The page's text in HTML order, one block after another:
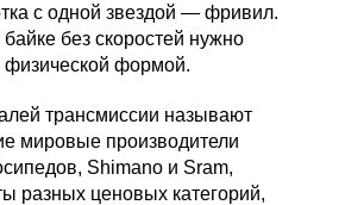
с одной звездой — фривил.
без скоростей нужно
физической формой.
трансмиссии называют
мировые производители
Shimano и Sram,
разных ценовых категорий,